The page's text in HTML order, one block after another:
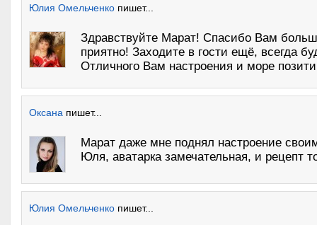
Юлия Омельченко пишет...
Здравствуйте Марат! Спасибо Вам
приятно! Заходите в гости ещё, всегда
Отличного Вам настроения и море
Оксана пишет...
Марат даже мне поднял настроение
Юля, аватарка замечательная, и рецепт
Юлия Омельченко пишет...